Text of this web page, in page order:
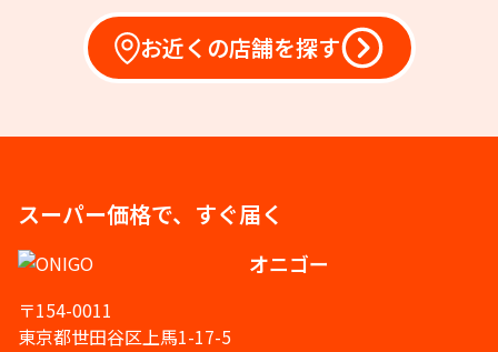
お近くの店舗を探す
スーパー価格で、すぐ届く
オニゴー
〒154-0011
東京都世田谷区上馬1-17-5